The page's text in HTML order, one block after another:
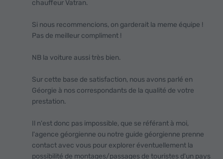
chauffeur Vatran.
Si nous recommencions, on garderait la meme équipe !
Pas de meilleur compliment !
NB la voiture aussi très bien.
Sur cette base de satisfaction, nous avons parlé en
Géorgie à nos correspondants de la qualité de votre
prestation.
Il n'est donc pas impossible, que se référant à moi,
l'agence géorgienne ou notre guide géorgienne prenne
contact avec vous pour explorer éventuellement la
possibilité de montages/passages de touristes d'un pays